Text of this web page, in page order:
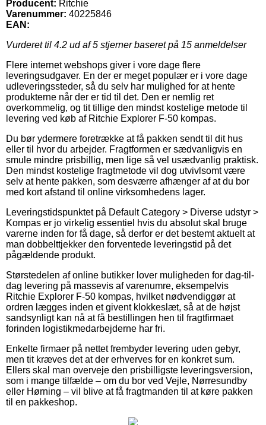
Producent: Ritchie
Varenummer: 40225846
EAN:
Vurderet til 4.2 ud af 5 stjerner baseret på 15 anmeldelser
Flere internet webshops giver i vore dage flere
leveringsudgaver. En der er meget populær er i vore dage
udleveringssteder, så du selv har mulighed for at hente
produkterne når der er tid til det. Den er nemlig ret
overkommelig, og tit tillige den mindst kostelige metode til
levering ved køb af Ritchie Explorer F-50 kompas.
Du bør ydermere foretrække at få pakken sendt til dit hus
eller til hvor du arbejder. Fragtformen er sædvanligvis en
smule mindre prisbillig, men lige så vel usædvanlig praktisk.
Den mindst kostelige fragtmetode vil dog utvivlsomt være
selv at hente pakken, som desværre afhænger af at du bor
med kort afstand til online virksomhedens lager.
Leveringstidspunktet på Default Category > Diverse udstyr >
Kompas er jo virkelig essentiel hvis du absolut skal bruge
varerne inden for få dage, så derfor er det bestemt aktuelt at
man dobbelttjekker den forventede leveringstid på det
pågældende produkt.
Størstedelen af online butikker lover muligheden for dag-til-
dag levering på massevis af varenumre, eksempelvis
Ritchie Explorer F-50 kompas, hvilket nødvendiggør at
ordren lægges inden et givent klokkeslæt, så at de højst
sandsynligt kan nå at få bestillingen hen til fragtfirmaet
forinden logistikmedarbejderne har fri.
Enkelte firmaer på nettet frembyder levering uden gebyr,
men tit kræves det at der erhverves for en konkret sum.
Ellers skal man overveje den prisbilligste leveringsversion,
som i mange tilfælde – om du bor ved Vejle, Nørresundby
eller Hørning – vil blive at få fragtmanden til at køre pakken
til en pakkeshop.